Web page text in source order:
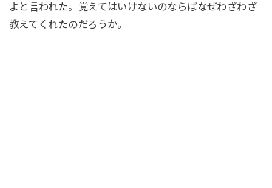
よと言われた。覚えてはいけないのならばなぜわざわざ
教えてくれたのだろうか。